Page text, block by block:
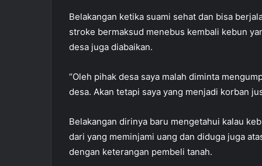
Belakangan ketika suami sehat dan bisa
stroke bermaksud menebus kembali kebun
desa juga diabaikan.
“Oleh pihak desa saya malah diminta
desa. Akan tetapi saya yang menjadi korban
Belakangan dirinya baru mengetahui kalau
dari yang meminjami uang dan diduga juga
dengan keterangan pembeli tanah.